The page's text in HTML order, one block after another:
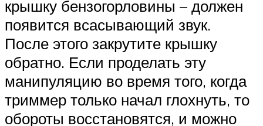
крышку бензогорловины – должен
появится всасывающий звук.
После этого закрутите крышку
обратно. Если проделать эту
манипуляцию во время того, когда
триммер только начал глохнуть, то
обороты восстановятся, и можно